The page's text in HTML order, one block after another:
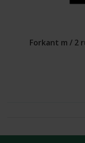
Forkant m / 2